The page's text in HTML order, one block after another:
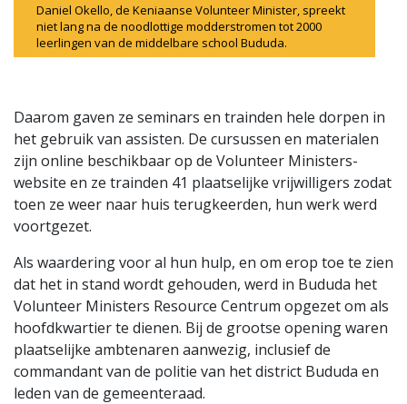
Daniel Okello, de Keniaanse Volunteer Minister, spreekt
niet lang na de noodlottige modderstromen tot 2000
leerlingen van de middelbare school Bududa.
Daarom gaven ze seminars en trainden hele dorpen in
het gebruik van assisten. De cursussen en materialen
zijn online beschikbaar op de Volunteer Ministers-
website en ze trainden 41 plaatselijke vrijwilligers zodat
toen ze weer naar huis terugkeerden, hun werk werd
voortgezet.
Als waardering voor al hun hulp, en om erop toe te zien
dat het in stand wordt gehouden, werd in Bududa het
Volunteer Ministers Resource Centrum opgezet om als
hoofdkwartier te dienen. Bij de grootse opening waren
plaatselijke ambtenaren aanwezig, inclusief de
commandant van de politie van het district Bududa en
leden van de gemeenteraad.